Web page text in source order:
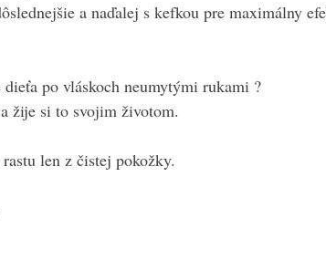
a naďalej s kefkou pre maximálny
po vláskoch neumytými rukami ?
žije si to svojim životom.
len z čistej pokožky.